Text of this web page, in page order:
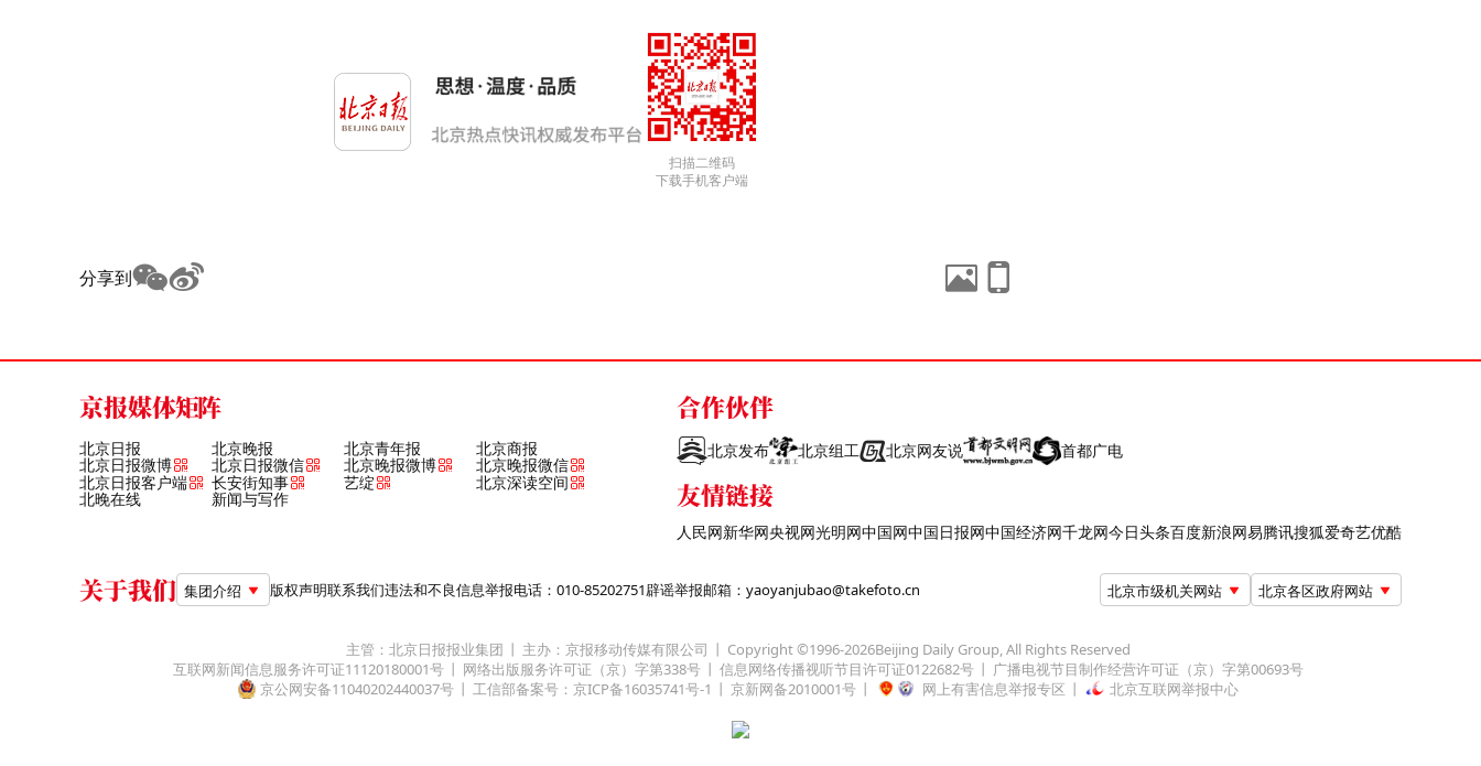
扫描二维码
下载手机客户端
分享到
京报媒体矩阵
北京日报 北京晚报 北京青年报 北京商报
北京日报微博 北京日报微信 北京晚报微博
北京晚报微信
北京日报客户端
长安街知事 艺绽 北京深读空间
北晚在线 新闻与写作
合作伙伴
北京发布 北京组工 北京网友说 首都广电
友情链接
人民网新华网央视网光明网中国网中国日报网中国经济网千龙网今日头条百度新浪网易腾讯搜狐爱奇艺优酷
关于我们 集团介绍 版权声明联系我们违法和不良信息举报电话：010-85202751辟谣举报邮箱：yaoyanjubao@takefoto.cn 北京市级机关网站 北京各区政府网站
主管：北京日报报业集团 主办：京报移动传媒有限公司 Copyright ©1996-2026Beijing Daily Group, All Rights Reserved
互联网新闻信息服务许可证11120180001号
网络出版服务许可证（京）字第338号 信息网络传播视听节目许可证0122682号
广播电视节目制作经营许可证（京）字第00693号
京公网安备11040202440037号
工信部备案号：京ICP备16035741号-1 京新网备2010001号 网上有害信息举报专区 北京互联网举报中心